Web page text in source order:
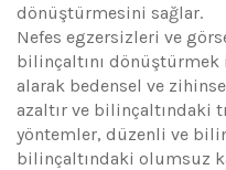
dönüştürmesini sağlar.
Nefes egzersizleri ve
bilinçaltını dönüştürmek
alarak bedensel ve
azaltır ve bilinçaltındaki
yöntemler, düzenli ve
bilinçaltındaki olumsuz